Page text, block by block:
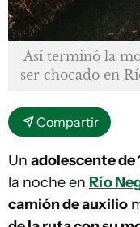
Así terminó la
ser chocado en
Compartir
Un adolescente de
la noche en Río
camión de auxilio